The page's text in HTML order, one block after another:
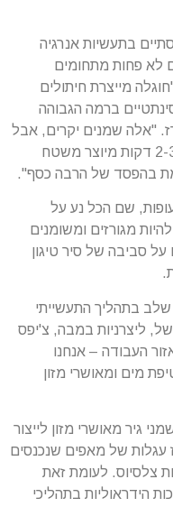
בתעשיות אנרגיה
לא פחות מתחומים
מייצרת חיתולים
ברמה הגבוהה
"אלה שמנים יקרים, אבל
חוגלה מעדיפה לשלם עליהם, כי בכל 2-3 דקות מיוצר משטח
בהפסד של הרבה כסף".
שם הכל נע על
מגורזים ומשומנים
סביבה של סיר טיגון
בתהליך התעשייתי
ליצרניות במבה, צ'יפס
העבודה – אנחנו
מים ומאושרי מזון
גיר מאושרי מזון לייצור
עגלות של מאפים שנכנסים
של כ-200 מעלות צלסיוס. לעומת זאת
הידראוליות בתהליכי